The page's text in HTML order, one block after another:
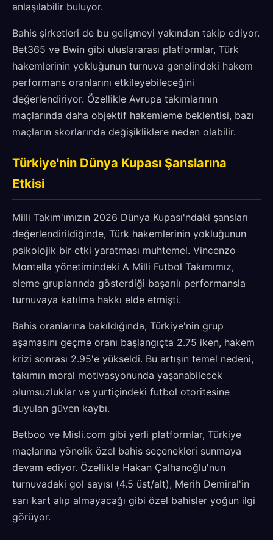
anlaşılabilir buluyor.
Bahis şirketleri de bu gelişmeyi yakından takip ediyor.
Bet365 ve Bwin gibi uluslararası platformlar, Türk
hakemlerinin yokluğunun turnuva genelindeki hakem
performans oranlarını etkileyebileceğini
değerlendiriyor. Özellikle Avrupa takımlarının
maçlarında daha objektif hakemleme beklentisi, bazı
maçların skorlarında değişikliklere neden olabilir.
Türkiye'nin Dünya Kupası Şanslarına
Etkisi
Milli Takım'ımızın 2026 Dünya Kupası'ndaki şansları
değerlendirildiğinde, Türk hakemlerinin yokluğunun
psikolojik bir etki yaratması muhtemel. Vincenzo
Montella yönetimindeki A Milli Futbol Takımımız,
eleme gruplarında gösterdiği başarılı performansla
turnuvaya katılma hakkı elde etmişti.
Bahis oranlarına bakıldığında, Türkiye'nin grup
aşamasını geçme oranı başlangıçta 2.75 iken, hakem
krizi sonrası 2.95'e yükseldi. Bu artışın temel nedeni,
takımın moral motivasyonunda yaşanabilecek
olumsuzluklar ve yurtiçindeki futbol otoritesine
duyulan güven kaybı.
Betboo ve Misli.com gibi yerli platformlar, Türkiye
maçlarına yönelik özel bahis seçenekleri sunmaya
devam ediyor. Özellikle Hakan Çalhanoğlu'nun
turnuvadaki gol sayısı (4.5 üst/alt), Merih Demiral'in
sarı kart alıp almayacağı gibi özel bahisler yoğun ilgi
görüyor.